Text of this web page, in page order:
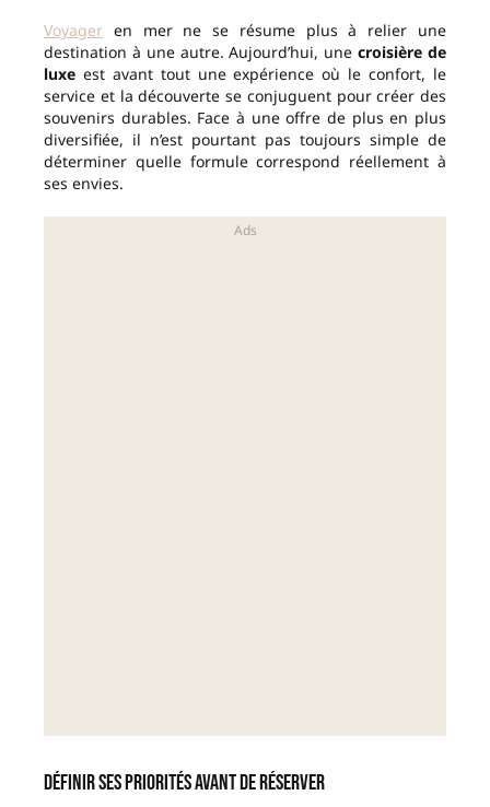
Voyager en mer ne se résume plus à relier une
destination à une autre. Aujourd’hui, unecroisière de
luxe est avant tout une expérience où le confort, le
service et la découverte se conjuguent pour créer des
souvenirs durables. Face à une offre de plus en plus
diversifiée, il n’est pourtant pas toujours simple de
déterminer quelle formule correspond réellement à
ses envies.
Définir ses priorités avant de réserver